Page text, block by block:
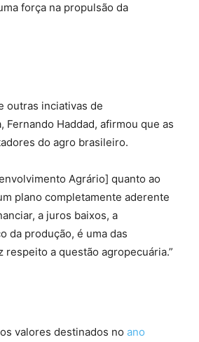
força na propulsão da
outras inciativas de
Haddad, afirmou que as
do agro brasileiro.
Agrário] quanto ao
plano completamente aderente
a juros baixos, a
da produção, é uma das
a questão agropecuária.”
valores destinados no ano